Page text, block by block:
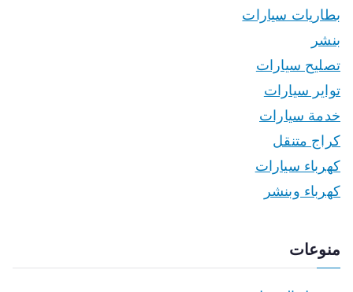
بطاريات سيارات
بنشر
تصليح سيارات
تواير سيارات
خدمة سيارات
كراج متنقل
كهرباء سيارات
كهرباء وبنشر
منوعات